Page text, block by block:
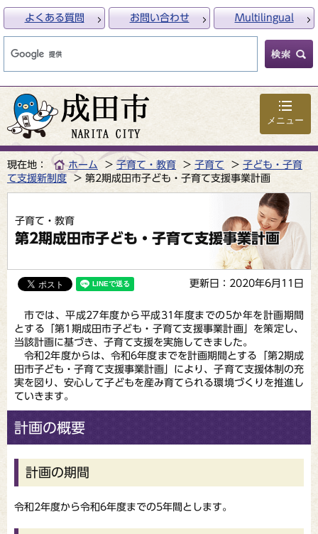
メニュー
よくある質問 お問い合わせ Multilingual
現在地： ホーム 子育て・教育 子育て
子ども・子育
て支援新制度
第2期成田市子ども・子育て支援事業計画
子育て・教育
第2期成田市子ども・子育て支援事業計画
更新日：2020年6月11日
市では、平成27年度から平成31年度までの5か年を計画期間
とする「第1期成田市子ども・子育て支援事業計画」を策定し、
当該計画に基づき、子育て支援を実施してきました。
令和2年度からは、令和6年度までを計画期間とする「第2期成
田市子ども・子育て支援事業計画」により、子育て支援体制の充
実を図り、安心して子どもを産み育てられる環境づくりを推進し
ていきます。
計画の概要
計画の期間
令和2年度から令和6年度までの5年間とします。